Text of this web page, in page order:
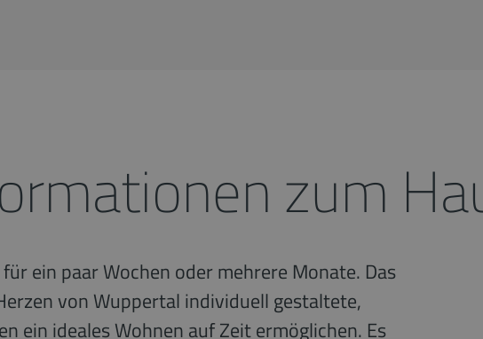
zum
ein paar Wochen oder mehrere Monate. Das
von Wuppertal individuell gestaltete,
ein ideales Wohnen auf Zeit ermöglichen. Es